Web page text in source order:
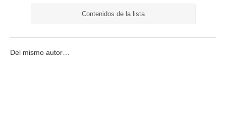
Contenidos de la lista
Del mismo autor…